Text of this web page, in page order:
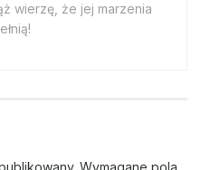
wierzę, że jej marzenia
Wymagane pola